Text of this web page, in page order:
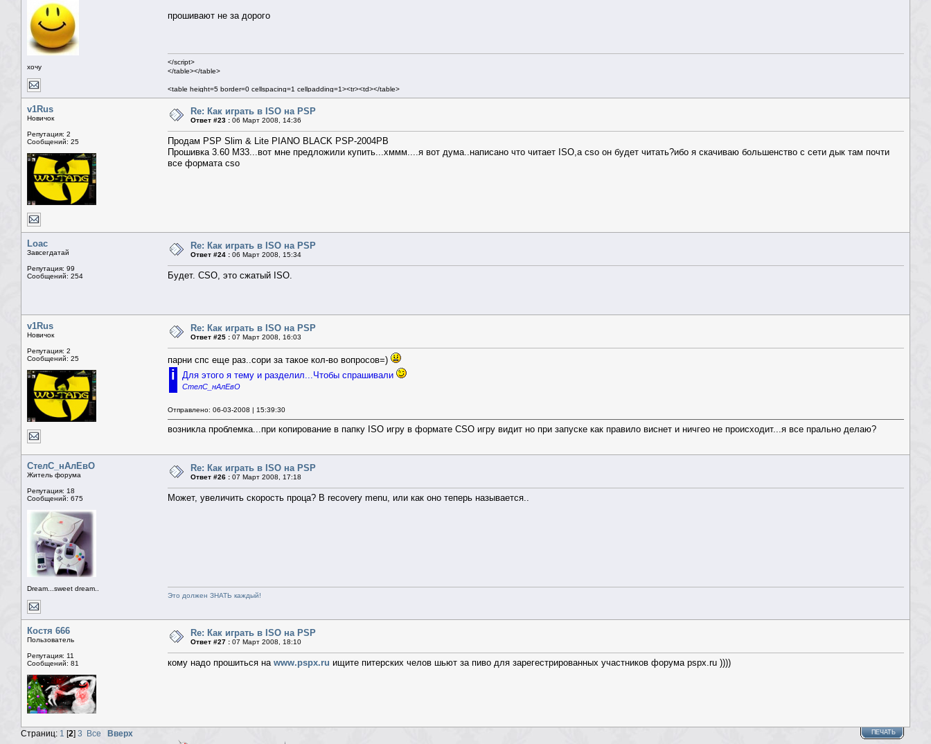
хочу
прошивают не за дорого
</script>
</table></table>
<table height=5 border=0 cellspacing=1 cellpadding=1><tr><td></table>
<table class=mn width=100% border=0 cellspacing=1 cellpadding=2>
<tr><td>
<table width=100% border=0 cellspacing=0 cellpadding=3 class=mn2>
<tr><td>
<table width=100% border=0 cellspacing=1 cel
v1Rus
Новичок
Репутация: 2
Сообщений: 25
Re: Как играть в ISO на PSP
Ответ #23 : 06 Март 2008, 14:36
Продам PSP Slim & Lite PIANO BLACK PSP-2004PB
Прошивка 3.60 M33...вот мне предложили купить...хммм....я вот дума..написано что читает ISO,а cso он будет читать?ибо я скачиваю большенство с сети дык там почти
все формата cso
Loac
Завсегдатай
Репутация: 99
Сообщений: 254
Re: Как играть в ISO на PSP
Ответ #24 : 06 Март 2008, 15:34
Будет. CSO, это сжатый ISO.
v1Rus
Новичок
Репутация: 2
Сообщений: 25
Re: Как играть в ISO на PSP
Ответ #25 : 07 Март 2008, 16:03
парни спс еще раз..сори за такое кол-во вопросов=)
i Для этого я тему и разделил...Чтобы спрашивали
СтелС_нАлЕвО
Отправлено: 06-03-2008 | 15:39:30
возникла проблемка...при копирование в папку ISO игру в формате CSO игру видит но при запуске как правило виснет и ничгео не происходит...я все прально делаю?
СтелС_нАлЕвО
Житель форума
Репутация: 18
Сообщений: 675
Dream...sweet dream..
Re: Как играть в ISO на PSP
Ответ #26 : 07 Март 2008, 17:18
Может, увеличить скорость проца? В recovery menu, или как оно теперь называется..
Это должен ЗНАТЬ каждый!
Костя 666
Пользователь
Репутация: 11
Сообщений: 81
Re: Как играть в ISO на PSP
Ответ #27 : 07 Март 2008, 18:10
кому надо прошиться на www.pspx.ru ищите питерских челов шьют за пиво для зарегестрированных участников форума pspx.ru ))))
Страниц: 1 [2] 3 Все Вверх ПЕЧАТЬ